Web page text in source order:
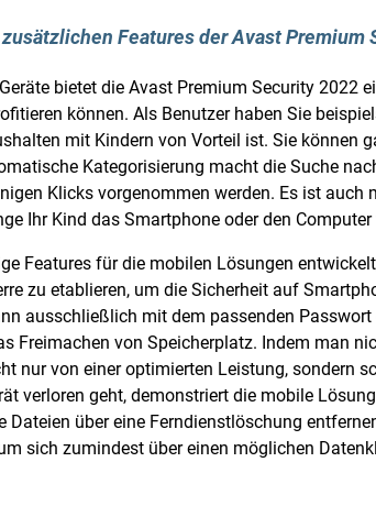
Features der Avast Premium
bietet die Avast Premium Security 2022
können. Als Benutzer haben Sie
mit Kindern von Vorteil ist. Sie können
Kategorisierung macht die Suche
Klicks vorgenommen werden. Es ist auch
Ihr Kind das Smartphone oder den
Features für die mobilen Lösungen
zu etablieren, um die Sicherheit auf
ausschließlich mit dem passenden
Freimachen von Speicherplatz. Indem man
nur von einer optimierten Leistung, sondern
verloren geht, demonstriert die mobile
über eine Ferndienstlöschung
sich zumindest über einen möglichen